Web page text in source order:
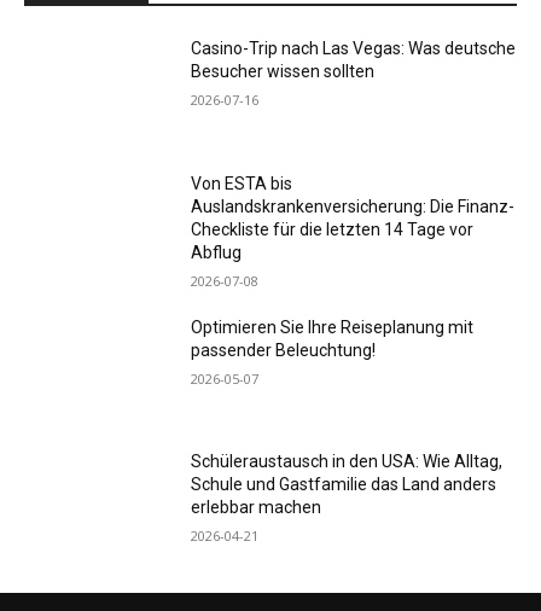
Casino-Trip nach Las Vegas: Was deutsche
Besucher wissen sollten
2026-07-16
Von ESTA bis
Auslandskrankenversicherung: Die Finanz-
Checkliste für die letzten 14 Tage vor
Abflug
2026-07-08
Optimieren Sie Ihre Reiseplanung mit
passender Beleuchtung!
2026-05-07
Schüleraustausch in den USA: Wie Alltag,
Schule und Gastfamilie das Land anders
erlebbar machen
2026-04-21